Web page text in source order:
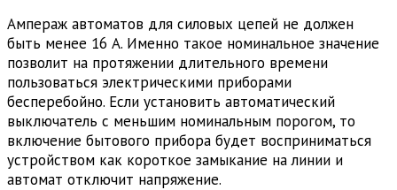
Ампераж автоматов для силовых цепей не должен
быть менее 16 А. Именно такое номинальное значение
позволит на протяжении длительного времени
пользоваться электрическими приборами
бесперебойно. Если установить автоматический
выключатель с меньшим номинальным порогом, то
включение бытового прибора будет восприниматься
устройством как короткое замыкание на линии и
автомат отключит напряжение.